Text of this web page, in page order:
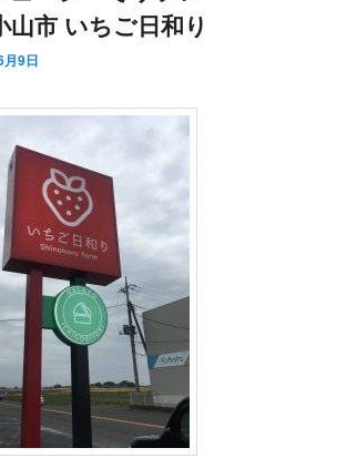
山市 いちご日和り
9日